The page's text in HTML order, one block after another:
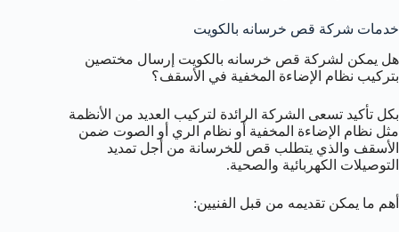
خدمات شركة قص خرسانه بالكويت
هل يمكن لشركة قص خرسانه بالكويت إرسال مختصين
بتركيب نظام الإضاءة المخفية في الأسقف؟
بكل تأكيد تسعى الشركة الرائدة لتركيب العديد من الأنظمة
مثل نظام الإضاءة المخفية أو نظام الري أو الصوت ضمن
الأسقف والذي يتطلب قص للخرسانة من أجل تمديد
التوصيلات الكهربائية والصحية.
أهم ما يمكن تقديمه من قبل الفنيين: